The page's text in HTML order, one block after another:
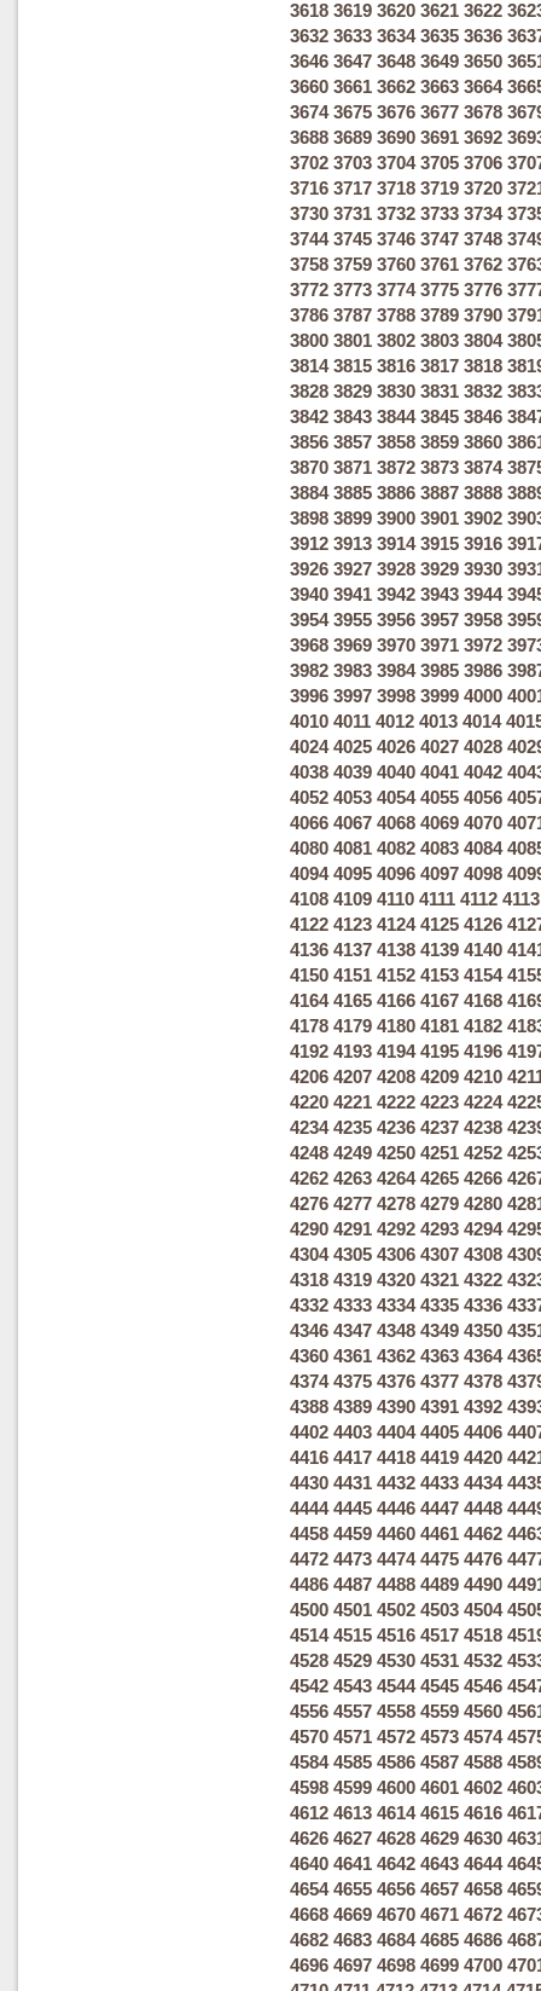
3618 3619 3620 3621 3622
3632 3633 3634 3635 3636
3646 3647 3648 3649 3650
3660 3661 3662 3663 3664
3674 3675 3676 3677 3678
3688 3689 3690 3691 3692
3702 3703 3704 3705 3706
3716 3717 3718 3719 3720
3730 3731 3732 3733 3734
3744 3745 3746 3747 3748
3758 3759 3760 3761 3762
3772 3773 3774 3775 3776
3786 3787 3788 3789 3790
3800 3801 3802 3803 3804
3814 3815 3816 3817 3818
3828 3829 3830 3831 3832
3842 3843 3844 3845 3846
3856 3857 3858 3859 3860
3870 3871 3872 3873 3874
3884 3885 3886 3887 3888
3898 3899 3900 3901 3902
3912 3913 3914 3915 3916
3926 3927 3928 3929 3930
3940 3941 3942 3943 3944
3954 3955 3956 3957 3958
3968 3969 3970 3971 3972
3982 3983 3984 3985 3986
3996 3997 3998 3999 4000
4010 4011 4012 4013 4014
4024 4025 4026 4027 4028
4038 4039 4040 4041 4042
4052 4053 4054 4055 4056
4066 4067 4068 4069 4070
4080 4081 4082 4083 4084
4094 4095 4096 4097 4098
4108 4109 4110 4111 4112 4113
4122 4123 4124 4125 4126
4136 4137 4138 4139 4140
4150 4151 4152 4153 4154
4164 4165 4166 4167 4168
4178 4179 4180 4181 4182
4192 4193 4194 4195 4196
4206 4207 4208 4209 4210
4220 4221 4222 4223 4224
4234 4235 4236 4237 4238
4248 4249 4250 4251 4252
4262 4263 4264 4265 4266
4276 4277 4278 4279 4280
4290 4291 4292 4293 4294
4304 4305 4306 4307 4308
4318 4319 4320 4321 4322
4332 4333 4334 4335 4336
4346 4347 4348 4349 4350
4360 4361 4362 4363 4364
4374 4375 4376 4377 4378
4388 4389 4390 4391 4392
4402 4403 4404 4405 4406
4416 4417 4418 4419 4420
4430 4431 4432 4433 4434
4444 4445 4446 4447 4448
4458 4459 4460 4461 4462
4472 4473 4474 4475 4476
4486 4487 4488 4489 4490
4500 4501 4502 4503 4504
4514 4515 4516 4517 4518
4528 4529 4530 4531 4532
4542 4543 4544 4545 4546
4556 4557 4558 4559 4560
4570 4571 4572 4573 4574
4584 4585 4586 4587 4588
4598 4599 4600 4601 4602
4612 4613 4614 4615 4616
4626 4627 4628 4629 4630
4640 4641 4642 4643 4644
4654 4655 4656 4657 4658
4668 4669 4670 4671 4672
4682 4683 4684 4685 4686
4696 4697 4698 4699 4700